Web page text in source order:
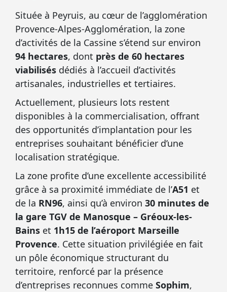
Située à Peyruis, au cœur de l’agglomération
Provence-Alpes-Agglomération, la zone
d’activités de la Cassine s’étend sur environ
94 hectares, dont près de 60 hectares
viabilisés dédiés à l’accueil d’activités
artisanales, industrielles et tertiaires.
Actuellement, plusieurs lots restent
disponibles à la commercialisation, offrant
des opportunités d’implantation pour les
entreprises souhaitant bénéficier d’une
localisation stratégique.
La zone profite d’une excellente accessibilité
grâce à sa proximité immédiate de l’A51 et
de la RN96, ainsi qu’à environ 30 minutes de
la gare TGV de Manosque – Gréoux-les-
Bains et 1h15 de l’aéroport Marseille
Provence. Cette situation privilégiée en fait
un pôle économique structurant du
territoire, renforcé par la présence
d’entreprises reconnues comme Sophim,